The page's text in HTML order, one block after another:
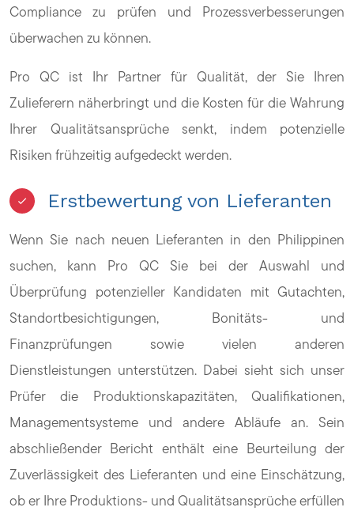
Compliance zu prüfen und Prozessverbesserungen
überwachen zu können.
Pro QC ist Ihr Partner für Qualität, der Sie Ihren
Zulieferern näherbringt und die Kosten für die Wahrung
Ihrer Qualitätsansprüche senkt, indem potenzielle
Risiken frühzeitig aufgedeckt werden.
Erstbewertung von Lieferanten
Wenn Sie nach neuen Lieferanten in den Philippinen
suchen, kann Pro QC Sie bei der Auswahl und
Überprüfung potenzieller Kandidaten mit Gutachten,
Standortbesichtigungen, Bonitäts- und
Finanzprüfungen sowie vielen anderen
Dienstleistungen unterstützen. Dabei sieht sich unser
Prüfer die Produktionskapazitäten, Qualifikationen,
Managementsysteme und andere Abläufe an. Sein
abschließender Bericht enthält eine Beurteilung der
Zuverlässigkeit des Lieferanten und eine Einschätzung,
ob er Ihre Produktions- und Qualitätsansprüche erfüllen